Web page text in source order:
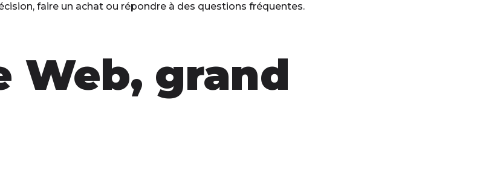
faire un achat ou répondre à des questions fréquentes.
Web, grand